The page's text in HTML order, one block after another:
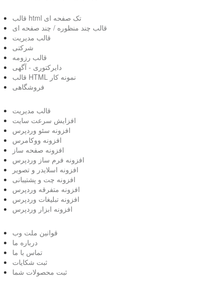
قالب html تک صفحه ای
قالب چند منظوره / چند صفحه ای
قالب مدیریت
شرکتی
قالب رزومه
دایرکتوری - آگهی
قالب HTML نمونه کار
فروشگاهی
قالب مدیریت
افزایش سرعت سایت
افزونه سئو وردپرس
افزونه ووکامرس
افزونه صفحه ساز
افزونه فرم ساز وردپرس
افزونه اسلایدر و تصویر
افزونه چت و پشتیبانی
افزونه متفرقه وردپرس
افزونه تبلیغات وردپرس
افزونه ابزار وردپرس
قوانین ملت وب
درباره ما
تماس با ما
ثبت شکایات
ثبت محصولات شما